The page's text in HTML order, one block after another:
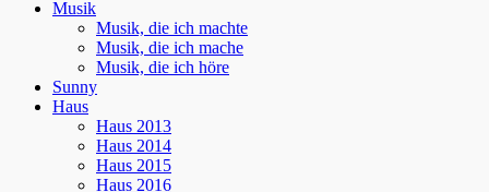
Musik
Musik, die ich machte
Musik, die ich mache
Musik, die ich höre
Sunny
Haus
Haus 2013
Haus 2014
Haus 2015
Haus 2016